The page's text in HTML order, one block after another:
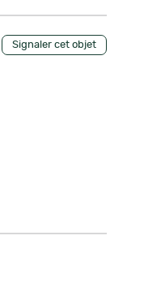
Signaler cet objet